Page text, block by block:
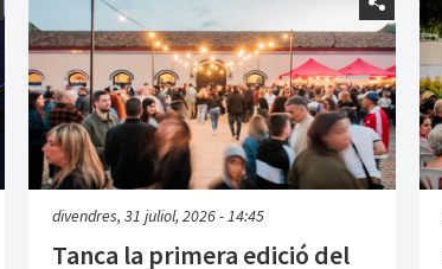
divendres, 31 juliol, 2026 - 14:45
Tanca la primera edició del